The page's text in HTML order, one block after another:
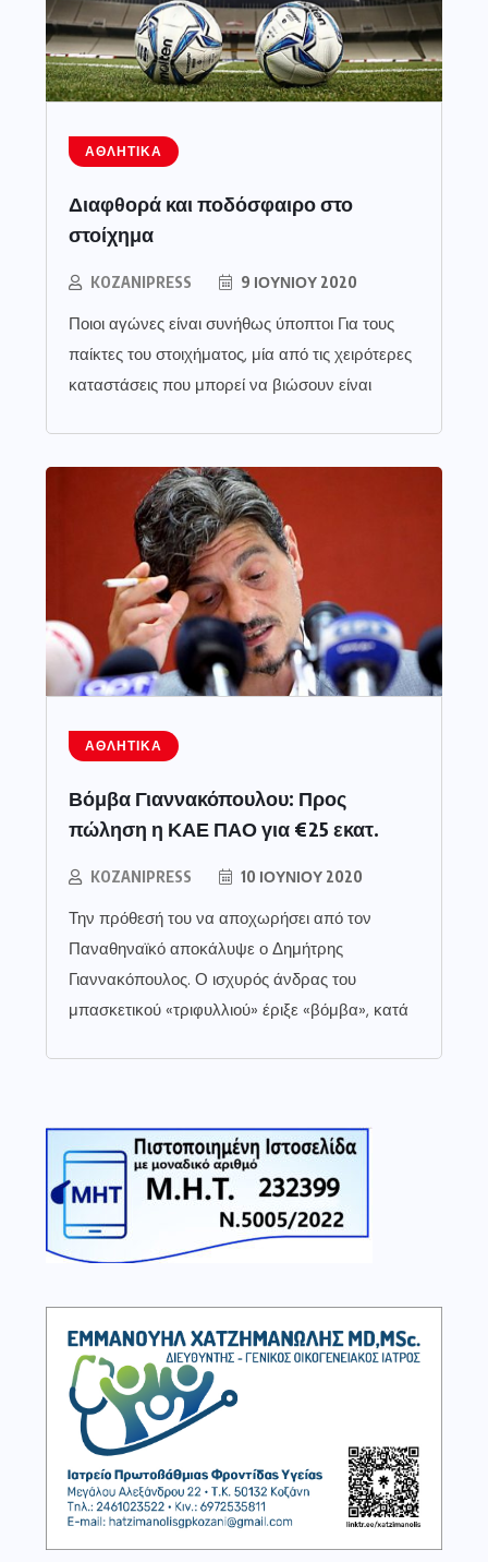
ΑΘΛΗΤΙΚΆ
Διαφθορά και ποδόσφαιρο στο
στοίχημα
KOZANIPRESS 9 ΙΟΥΝΊΟΥ 2020
Ποιοι αγώνες είναι συνήθως ύποπτοι Για τους
παίκτες του στοιχήματος, μία από τις χειρότερες
καταστάσεις που μπορεί να βιώσουν είναι
ΑΘΛΗΤΙΚΆ
Βόμβα Γιαννακόπουλου: Προς
πώληση η ΚΑΕ ΠΑΟ για €25 εκατ.
KOZANIPRESS 10 ΙΟΥΝΊΟΥ 2020
Την πρόθεσή του να αποχωρήσει από τον
Παναθηναϊκό αποκάλυψε ο Δημήτρης
Γιαννακόπουλος. Ο ισχυρός άνδρας του
μπασκετικού «τριφυλλιού» έριξε «βόμβα», κατά